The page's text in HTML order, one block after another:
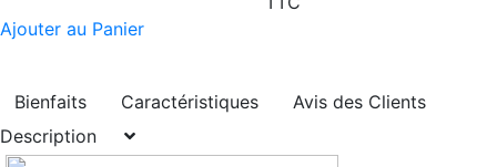
Ajouter au Panier
Bienfaits Caractéristiques
Avis des Clients
Description